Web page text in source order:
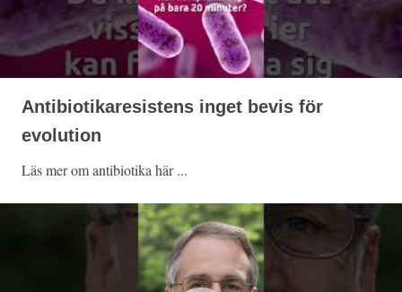
Antibiotikaresistens inget bevis för
evolution
Läs mer om antibiotika här ...